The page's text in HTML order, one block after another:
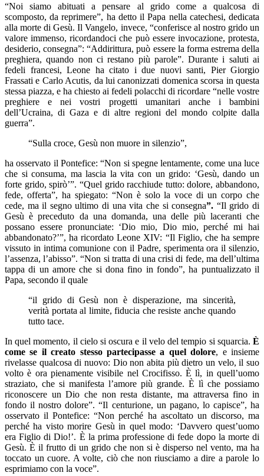
“Noi siamo abituati a pensare al grido come a qualcosa di
scomposto, da reprimere”, ha detto il Papa nella catechesi, dedicata
alla morte di Gesù. Il Vangelo, invece, “conferisce al nostro grido un
valore immenso, ricordandoci che può essere invocazione, protesta,
desiderio, consegna”: “Addirittura, può essere la forma estrema della
preghiera, quando non ci restano più parole”. Durante i saluti ai
fedeli francesi, Leone ha citato i due nuovi santi, Pier Giorgio
Frassati e Carlo Acutis, da lui canonizzati domenica scorsa in questa
stessa piazza, e ha chiesto ai fedeli polacchi di ricordare “nelle vostre
preghiere e nei vostri progetti umanitari anche i bambini
dell’Ucraina, di Gaza e di altre regioni del mondo colpite dalla
guerra”.
“Sulla croce, Gesù non muore in silenzio”,
ha osservato il Pontefice: “Non si spegne lentamente, come una luce
che si consuma, ma lascia la vita con un grido: ‘Gesù, dando un
forte grido, spirò’”. “Quel grido racchiude tutto: dolore, abbandono,
fede, offerta”, ha spiegato: “Non è solo la voce di un corpo che
cede, ma il segno ultimo di una vita che si consegna”. “Il grido di
Gesù è preceduto da una domanda, una delle più laceranti che
possano essere pronunciate: ‘Dio mio, Dio mio, perché mi hai
abbandonato?’”, ha ricordato Leone XIV: “Il Figlio, che ha sempre
vissuto in intima comunione con il Padre, sperimenta ora il silenzio,
l’assenza, l’abisso”. “Non si tratta di una crisi di fede, ma dell’ultima
tappa di un amore che si dona fino in fondo”, ha puntualizzato il
Papa, secondo il quale
“il grido di Gesù non è disperazione, ma sincerità,
verità portata al limite, fiducia che resiste anche quando
tutto tace.
In quel momento, il cielo si oscura e il velo del tempio si squarcia. È
come se il creato stesso partecipasse a quel dolore, e insieme
rivelasse qualcosa di nuovo: Dio non abita più dietro un velo, il suo
volto è ora pienamente visibile nel Crocifisso. È lì, in quell’uomo
straziato, che si manifesta l’amore più grande. È lì che possiamo
riconoscere un Dio che non resta distante, ma attraversa fino in
fondo il nostro dolore”. “Il centurione, un pagano, lo capisce”, ha
osservato il Pontefice: “Non perché ha ascoltato un discorso, ma
perché ha visto morire Gesù in quel modo: ‘Davvero quest’uomo
era Figlio di Dio!’. È la prima professione di fede dopo la morte di
Gesù. È il frutto di un grido che non si è disperso nel vento, ma ha
toccato un cuore. A volte, ciò che non riusciamo a dire a parole lo
esprimiamo con la voce”.